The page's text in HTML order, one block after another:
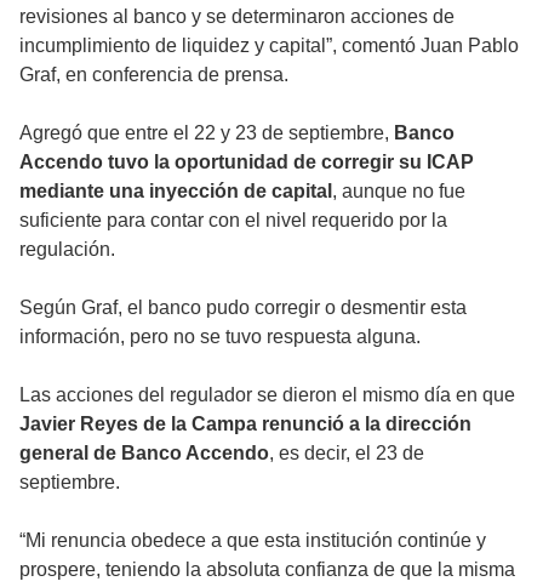
revisiones al banco y se determinaron acciones de
incumplimiento de liquidez y capital”, comentó Juan Pablo
Graf, en conferencia de prensa.
Agregó que entre el 22 y 23 de septiembre, Banco
Accendo tuvo la oportunidad de corregir su ICAP
mediante una inyección de capital , aunque no fue
suficiente para contar con el nivel requerido por la
regulación.
Según Graf, el banco pudo corregir o desmentir esta
información, pero no se tuvo respuesta alguna.
Las acciones del regulador se dieron el mismo día en que
Javier Reyes de la Campa renunció a la dirección
general de Banco Accendo, es decir, el 23 de
septiembre.
“Mi renuncia obedece a que esta institución continúe y
prospere, teniendo la absoluta confianza de que la misma